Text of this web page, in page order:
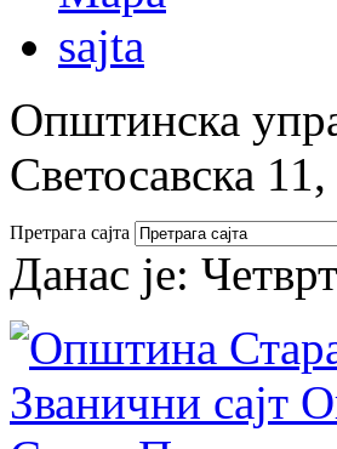
Општинска
Светосавска
Претрага сајта
Данас је: